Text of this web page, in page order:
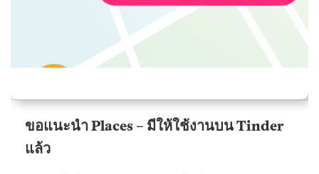
ขอแนะนำ Places – มีให้ใช้งานบน Tinder
แล้ว